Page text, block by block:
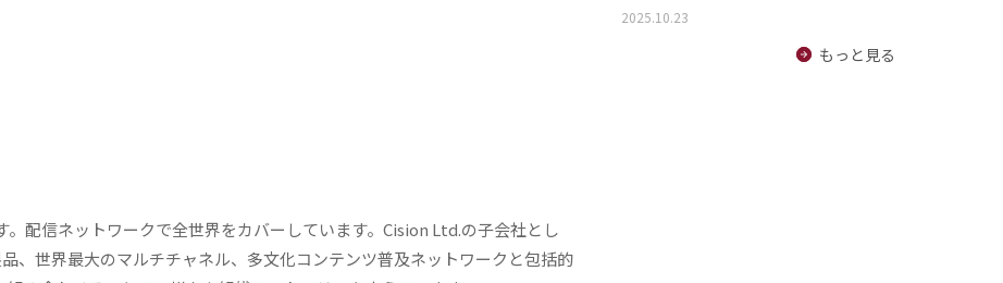
配信ネットワークで全世界をカバーしています。Cision Ltd.の子会社とし
、世界最大のマルチチャネル、多文化コンテンツ普及ネットワークと包括的
2025.10.23
もっと見る